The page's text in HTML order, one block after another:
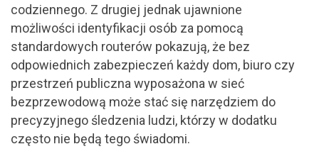
codziennego. Z drugiej jednak ujawnione
możliwości identyfikacji osób za pomocą
standardowych routerów pokazują, że bez
odpowiednich zabezpieczeń każdy dom, biuro czy
przestrzeń publiczna wyposażona w sieć
bezprzewodową może stać się narzędziem do
precyzyjnego śledzenia ludzi, którzy w dodatku
często nie będą tego świadomi.